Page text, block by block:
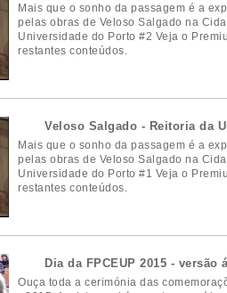
Mais que o sonho da passagem é a
pelas obras de Veloso Salgado na
Universidade do Porto #2 Veja o
restantes conteúdos.
Veloso Salgado - Reitoria da
Mais que o sonho da passagem é a
pelas obras de Veloso Salgado na
Universidade do Porto #1 Veja o
restantes conteúdos.
Dia da FPCEUP 2015 - versão
Ouça toda a cerimónia das